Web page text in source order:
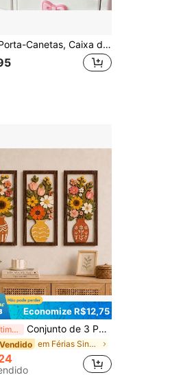
1 Peça Porta-Canetas, Caixa de Armazenamento de Mesa com Desenho de Desenho Animado Fofo, Design Adorável de Gato, Decoração de Mesa, Decoração de Quarto, Decoração Interna, Organizador de Canetas Multifuncional, Adequado para Halloween, Natal, Presente de Volta às Aulas para Amigos, Pode Armazenar Canetas Esferográficas, Marcadores e Várias Canetas de Desenho, Adequado para Mesa de Escritório, Organização de Mesa de Estudos, Adequado para Papelaria, Escritório, Escola, Uso Doméstico, Presente Perfeito para Amigas.
Economize R$12,75
Últimos 3 dias Conjunto de 3 Peças Design Vazado, Vaso Floral Boêmio Decoração de Parede de Madeira - Arte de Parede Buquê Colorido, Estilo Pintado à Mão, Adequado para Sala de Estar, Quarto, Banheiro Estilo Fazenda Vintage Plantas, 2D Plano
em Férias Sinais de vento e decorações suspensas